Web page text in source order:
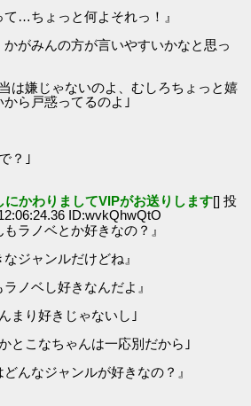
…ちょっと何よそれっ！』
がみんの方が言いやすいかなと思っ
は嫌じゃないのよ、むしろちょっと嬉
ら戸惑ってるのよ｣
？｣
にかわりましてVIPがお送りします[] 投
ID:wvkQhwQtO
ラノベとか好きなの？』
ジャンルだけどね』
ノベし好きなんだよ』
まり好きじゃないし｣
とこなちゃんは一応別だから｣
んなジャンルが好きなの？』